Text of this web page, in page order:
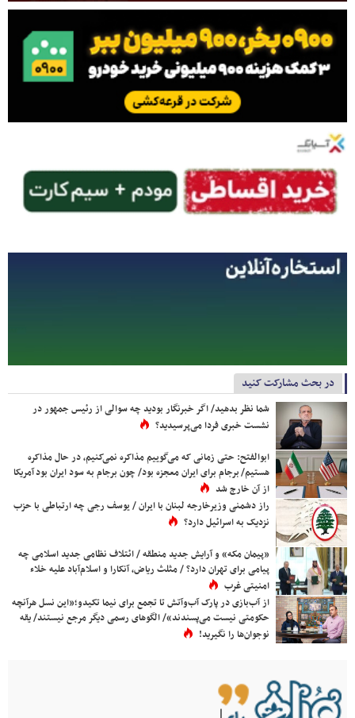
در بحث مشارکت کنید
شما نظر بدهید/ اگر خبرنگار بودید چه سوالی از رئیس جمهور در
نشست خبری فردا می‌پرسیدید؟
ابوالفتح: حتی زمانی که می‌گوییم مذاکره نمی‌کنیم، در حال مذاکره
هستیم/ برجام برای ایران معجزه بود/ چون برجام به سود ایران بود آمریکا
از آن خارج شد
راز دشمنی وزیرخارجه لبنان با ایران / یوسف رجی چه ارتباطی با حزب
نزدیک به اسرائیل دارد؟
«پیمان مکه» و آرایش جدید منطقه / ائتلاف نظامی جدید اسلامی چه
پیامی برای تهران دارد؟ / مثلث ریاض، آنکارا و اسلام‌آباد علیه خلاء
امنیتی غرب
از آب‌بازی در پارک آب‌وآتش تا تجمع برای نیما تکیدو؛«این نسل هرآنچه
حکومتی نیست می‌پسندند»/ الگوهای رسمی دیگر مرجع نیستند/ یقه
نوجوان‌ها را نگیرید!